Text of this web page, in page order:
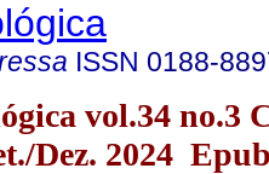
ISSN 0188-
vol.34 no.3
Dez. 2024